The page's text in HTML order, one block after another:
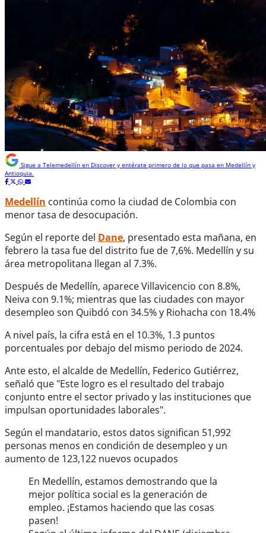
Sigue a Telemedellín en Discover y entérate primero de lo que pasa en Medellín y
Antioquia.
Medellín continúa como la ciudad de Colombia con
menor tasa de desocupación.
Según el reporte del Dane, presentado esta mañana, en
febrero la tasa fue del distrito fue de 7,6%. Medellín y su
área metropolitana llegan al 7.3%.
Después de Medellín, aparece Villavicencio con 8.8%,
Neiva con 9.1%; mientras que las ciudades con mayor
desempleo son Quibdó con 34.5% y Riohacha con 18.4%
A nivel país, la cifra está en el 10.3%, 1.3 puntos
porcentuales por debajo del mismo periodo de 2024.
Ante esto, el alcalde de Medellín, Federico Gutiérrez,
señaló que "Este logro es el resultado del trabajo
conjunto entre el sector privado y las instituciones que
impulsan oportunidades laborales".
Según el mandatario, estos datos significan 51,992
personas menos en condición de desempleo y un
aumento de 123,122 nuevos ocupados
En Medellín, estamos demostrando que la
mejor política social es la generación de
empleo. ¡Estamos haciendo que las cosas
pasen!